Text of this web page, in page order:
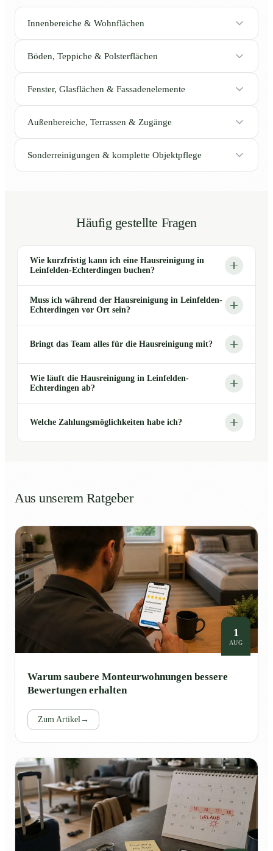
Innenbereiche & Wohnflächen
Böden, Teppiche & Polsterflächen
Fenster, Glasflächen & Fassadenelemente
Außenbereiche, Terrassen & Zugänge
Sonderreinigungen & komplette Objektpflege
Häufig gestellte Fragen
Wie kurzfristig kann ich eine Hausreinigung in
Leinfelden-Echterdingen buchen?
Muss ich während der Hausreinigung in Leinfelden-
Echterdingen vor Ort sein?
Bringt das Team alles für die Hausreinigung mit?
Wie läuft die Hausreinigung in Leinfelden-
Echterdingen ab?
Welche Zahlungsmöglichkeiten habe ich?
Aus unserem Ratgeber
1
AUG
Warum saubere Monteurwohnungen bessere
Bewertungen erhalten
Zum Artikel→